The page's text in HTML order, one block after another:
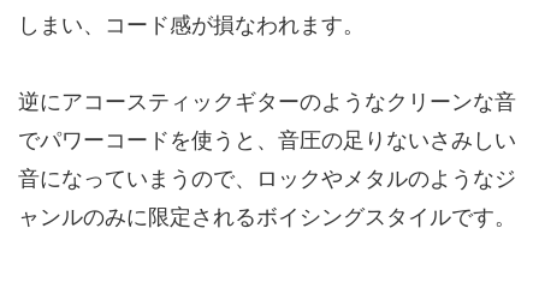
しまい、コード感が損なわれます。
逆にアコースティックギターのようなクリーンな音
でパワーコードを使うと、音圧の足りないさみしい
音になっていまうので、ロックやメタルのようなジ
ャンルのみに限定されるボイシングスタイルです。